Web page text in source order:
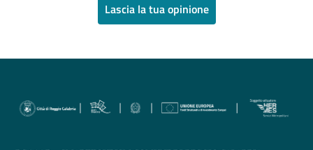
Lascia la tua opinione